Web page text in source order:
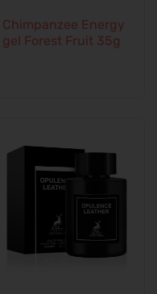
Chimpanzee Energy
gel Forest Fruit 35g